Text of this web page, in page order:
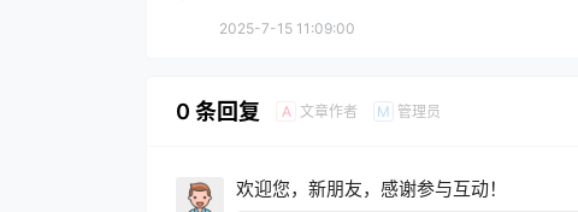
2025-7-15 11:09:00
0 条回复 A 文章作者 M 管理员
欢迎您，新朋友，感谢参与互动！